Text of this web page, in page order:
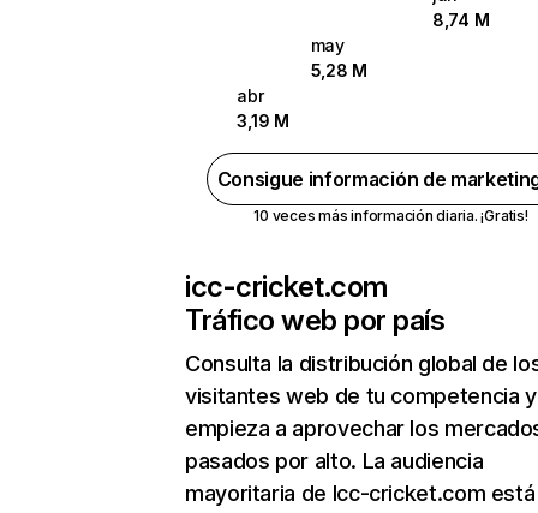
8,74 M
may
5,28 M
abr
3,19 M
Consigue información de
10 veces más información diaria. ¡Gratis!
icc-cricket.com
Tráfico web por país
Consulta la distribución global de
visitantes web de tu competencia y
empieza a aprovechar los
pasados por alto. La audiencia
mayoritaria de Icc-cricket.com